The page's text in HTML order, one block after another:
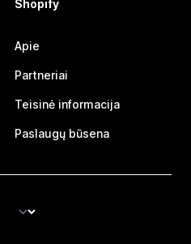
Shopify
Apie
Partneriai
Teisinė informacija
Paslaugų būsena